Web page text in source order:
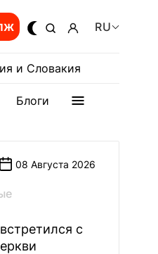
RU
и Словакия
Блоги
08 Августа 2026
с